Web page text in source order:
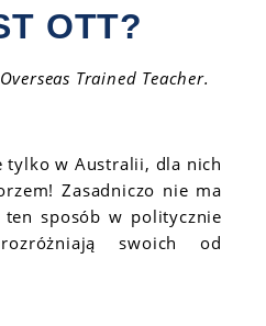
OTT?
Overseas Trained Teacher.
tylko w Australii, dla nich
Zasadniczo nie ma
sposób w politycznie
swoich od